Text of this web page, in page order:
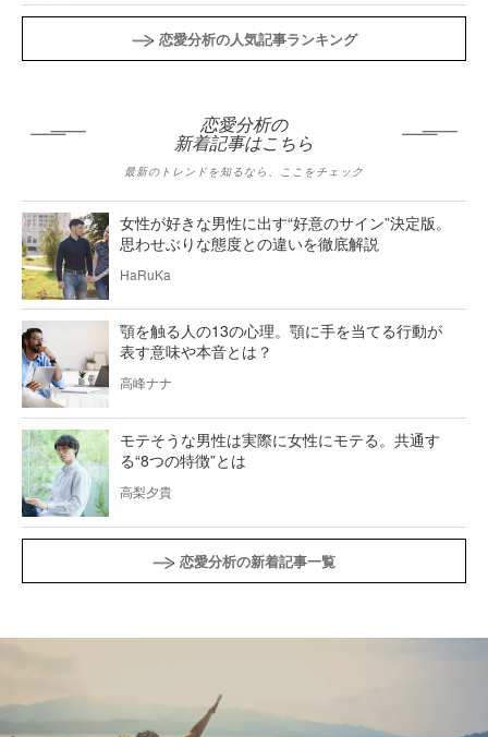
恋愛分析の人気記事ランキング
恋愛分析の
新着記事はこちら
最新のトレンドを知るなら、ここをチェック
女性が好きな男性に出す“好意のサイン”決定版。
思わせぶりな態度との違いを徹底解説
HaRuKa
顎を触る人の13の心理。顎に手を当てる行動が
表す意味や本音とは？
高峰ナナ
モテそうな男性は実際に女性にモテる。共通す
る“8つの特徴”とは
高梨夕貴
恋愛分析の新着記事一覧